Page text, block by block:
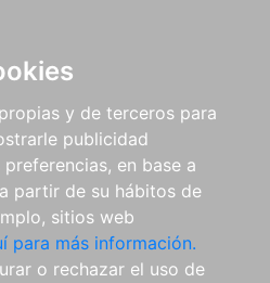
y de terceros para
publicidad
en base a
partir de su hábitos de
sitios web
para más información.
o rechazar el uso de